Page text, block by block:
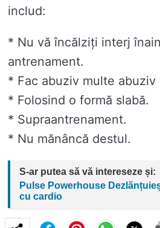
includ:
* Nu vă încălziți interj
antrenament.
* Fac abuziv multe abuziv
* Folosind o formă slabă.
* Supraantrenament.
* Nu mănâncă destul.
S-ar putea să vă intereseze și:
Pulse Powerhouse
cu cardio